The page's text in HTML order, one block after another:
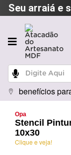
Seu arraiá e
benefícios
Opa
Stencil
10x30
Clique e veja!